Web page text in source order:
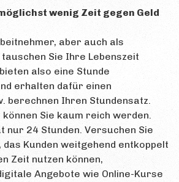
wenig Zeit gegen Geld
aber auch als
Sie Ihre Lebenszeit
also eine Stunde
erhalten dafür einen
berechnen Ihren Stundensatz.
Sie kaum reich werden.
nur 24 Stunden. Versuchen Sie
Kunden weitgehend entkoppelt
Zeit nutzen können,
Angebote wie Online-Kurse